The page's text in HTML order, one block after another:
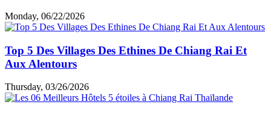
Monday, 06/22/2026
Top 5 Des Villages Des Ethines De Chiang Rai Et
Aux Alentours
Thursday, 03/26/2026